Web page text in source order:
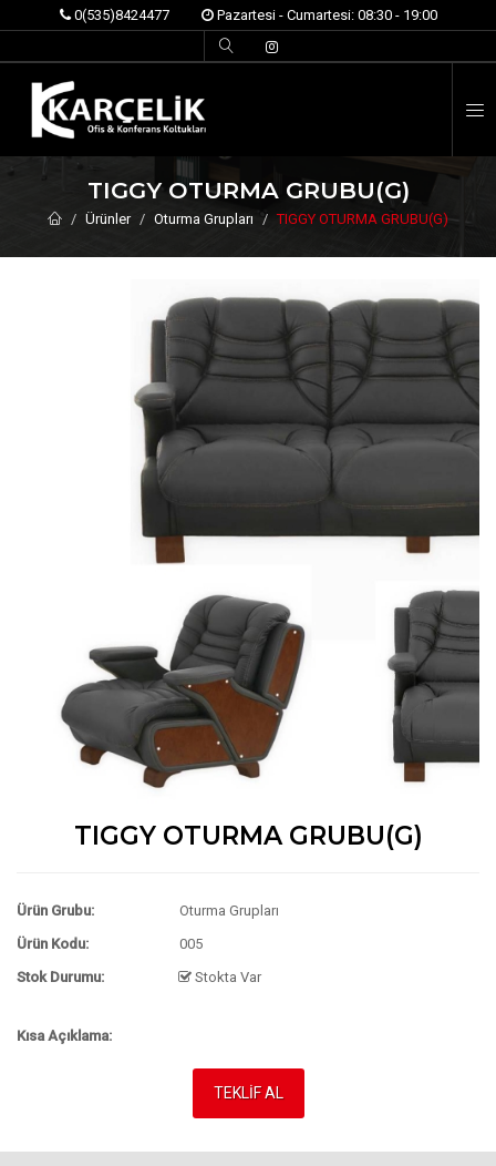
0(535)8424477 Pazartesi - Cumartesi: 08:30 - 19:00
TIGGY OTURMA GRUBU(G)
Ürünler Oturma Grupları TIGGY OTURMA GRUBU(G)
TIGGY OTURMA GRUBU(G)
Ürün Grubu:
Oturma Grupları
Ürün Kodu:
005
Stok Durumu:
Stokta Var
Kısa Açıklama:
TEKLİF AL